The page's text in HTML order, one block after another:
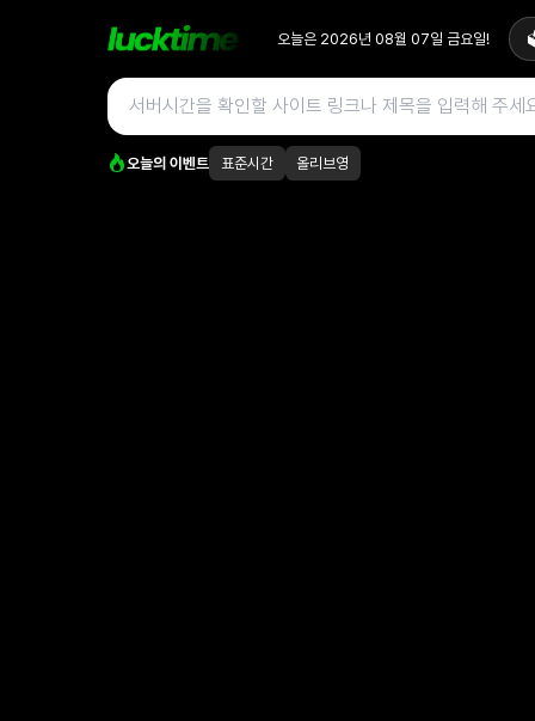
오늘은 2026년 08월 07일 금요일!
오늘의 이벤트 표준시간 올리브영